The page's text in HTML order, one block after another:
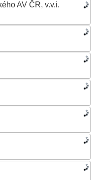
AV ČR, v.v.i.